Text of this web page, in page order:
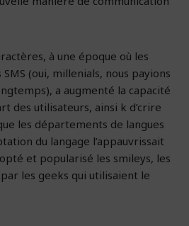
à une époque où les
(oui, millenials, nous payions
a augmenté la capacité
des utilisateurs, ainsi k d’crire
les départements de langues
du langage l’appauvrissait
et popularisé les smileys, les
les geeks qui utilisaient le